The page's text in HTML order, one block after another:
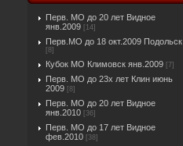
Перв. МО до 20 лет Видное
янв.2009
[14]
Перв.МО до 18 окт.2009 Подольск
[8]
Кубок МО Климовск янв.2009 [7]
Перв. МО до 23х лет Клин июнь
2009 [8]
Перв. МО до 20 лет Видное
янв.2010 [36]
Перв. МО до 17 лет Видное
фев.2010 [38]